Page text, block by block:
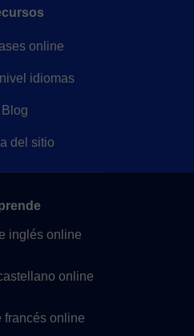
online
idiomas
Blog
del sitio
inglés online
online
francés online